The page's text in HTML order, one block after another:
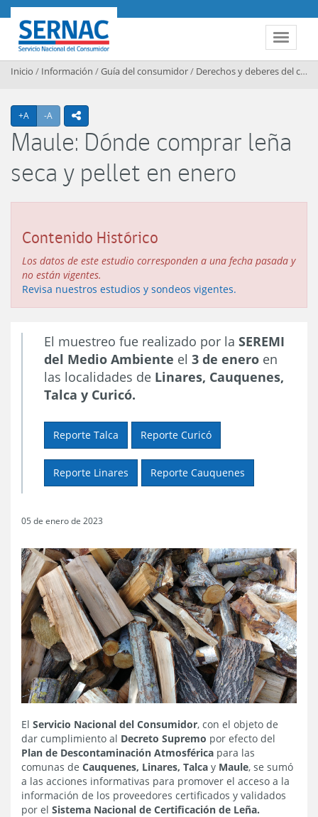
Contenido principal
Toggle
SERNAC
Inicio / Información /Guía del consumidor/ Derechos y deberes del consumidor
+A Agrandar texto
-A Achicar textoicono compartir
Maule: Dónde comprar leña
seca y pellet en enero
Contenido Histórico
Los datos de este estudio corresponden a una fecha pasada y
no están vigentes.
Revisa nuestros estudios y sondeos vigentes.
El muestreo fue realizado por la SEREMI
del Medio Ambiente el 3 de enero en
las localidades de Linares, Cauquenes,
Talca y Curicó.
Reporte Talca Reporte Curicó
Reporte Linares Reporte Cauquenes
05 de enero de 2023
El Servicio Nacional del Consumidor, con el objeto de
dar cumplimiento al Decreto Supremo por efecto del
Plan de Descontaminación Atmosférica para las
comunas de Cauquenes, Linares, Talca y Maule, se sumó
a las acciones informativas para promover el acceso a la
información de los proveedores certificados y validados
por el Sistema Nacional de Certificación de Leña.